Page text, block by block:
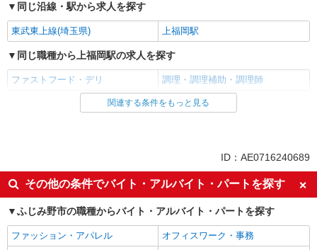
同じ沿線・駅から求人を探す
東武東上線(埼玉県) 上福岡駅
同じ職種から上福岡駅の求人を探す
ファストフード・デリ 調理・調理補助・調理師
同じ雇用形態から上福岡駅の求人を探す
未経験歓迎
高校生OK
フリーター歓迎
短期（3ヶ月以内）
週1日勤務OK
週2～3日勤務OK
短時間勤務（1日4h以内）OK
深夜
関連する条件をもっと見る
ID：AE0716240689
その他の条件でバイト・アルバイト・パートを探す
ふじみ野市の職種からバイト・アルバイト・パートを探す
ファッション・アパレル
オフィスワーク・事務